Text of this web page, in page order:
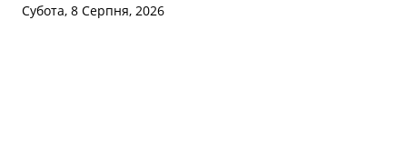
Субота, 8 Серпня, 2026